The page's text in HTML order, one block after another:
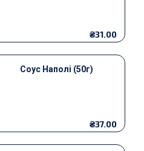
₴31.00
Соус Наполі (50г)
₴37.00